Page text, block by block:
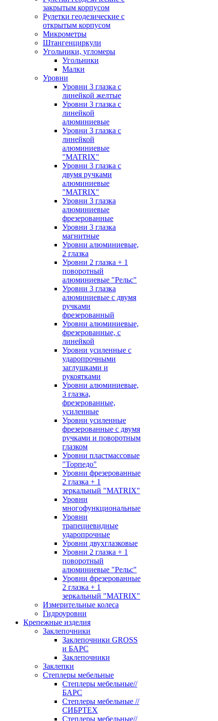
закрытым корпусом
Рулетки геодезические с
открытым корпусом
Микрометры
Штангенциркули
Угольники, угломеры
Угольники
Малки
Уровни
Уровни 3 глазка с
линейкой желтые
Уровни 3 глазка с
линейкой
алюминиевые
Уровни 3 глазка с
линейкой
алюминиевые
"MATRIX"
Уровни 3 глазка с
двумя ручками
алюминиевые
"MATRIX"
Уровни 3 глазка
алюминиевые
фрезерованные
Уровни 3 глазка
магнитные
Уровни алюминиевые,
2 глазка
Уровни 2 глазка + 1
поворотный
алюминиевые "Рельс"
Уровни 3 глазка
алюминиевые с двумя
ручками
фрезерованный
Уровни алюминиевые,
фрезерованные, с
линейкой
Уровни усиленные с
ударопрочными
заглушками и
рукоятками
Уровни алюминиевые,
3 глазка,
фрезерованные,
усиленные
Уровни усиленные
фрезерованные с двумя
ручками и поворотным
глазком
Уровни пластмассовые
"Торпедо"
Уровни фрезерованные
2 глазка + 1
зеркальный "MATRIX"
Уровни
многофункциональные
Уровни
трапециевидные
ударопрочные
Уровни двухглазковые
Уровни 2 глазка + 1
поворотный
алюминиевые "Рельс"
Уровни фрезерованные
2 глазка + 1
зеркальный "MATRIX"
Измерительные колеса
Гидроуровни
Крепежные изделия
Заклепочники
Заклепочники GROSS
и БАРС
Заклепочники
Заклепки
Степлеры мебельные
Степлеры мебельные//
БАРС
Степлеры мебельные //
СИБРТЕХ
Степлеры мебельные//